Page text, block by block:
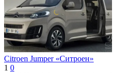
Citroen Jumper «Ситроен»
1 0